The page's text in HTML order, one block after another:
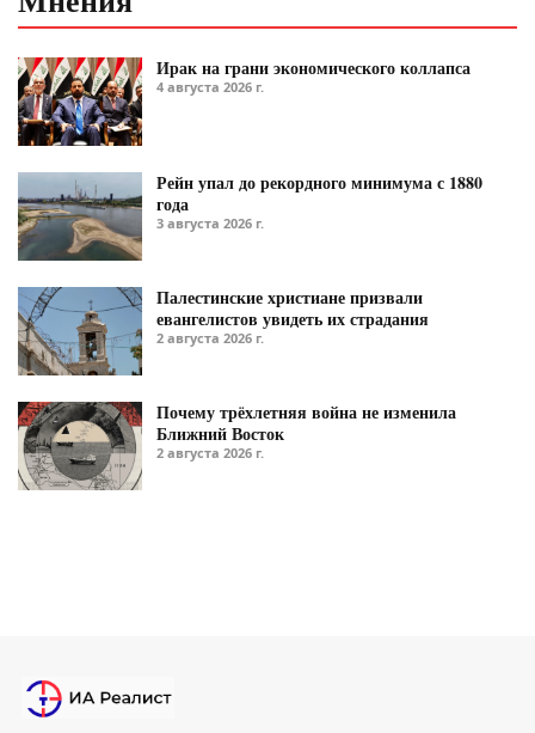
Ирак на грани экономического коллапса
4 августа 2026 г.
Рейн упал до рекордного минимума с 1880
года
3 августа 2026 г.
Палестинские христиане призвали
евангелистов увидеть их страдания
2 августа 2026 г.
Почему трёхлетняя война не изменила
Ближний Восток
2 августа 2026 г.